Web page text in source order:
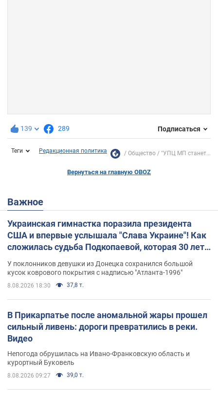
139 289 Подписаться
Теги Редакционная политика Общество "УПЦ МП станет...
Вернуться на главную OBOZ
Важное
Украинская гимнастка поразила президента
США и впервые услышала "Слава Украине"! Как
сложилась судьба Подкопаевой, которая 30 лет
назад завоевала "золото" Олимпиады
У поклонников девушки из Донецка сохранился большой
кусок коврового покрытия с надписью "Атланта-1996"
8.08.2026 18:30 37,8 т.
В Прикарпатье после аномальной жары прошел
сильный ливень: дороги превратились в реки.
Видео
Непогода обрушилась на Ивано-Франковскую область и
курортный Буковель
8.08.2026 09:27 39,0 т.